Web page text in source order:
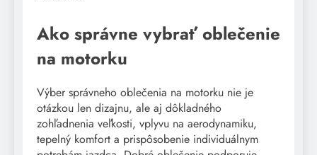
Ako správne vybrať oblečenie
na motorku
Výber správneho oblečenia na motorku nie je
otázkou len dizajnu, ale aj dôkladného
zohľadnenia veľkosti, vplyvu na aerodynamiku,
tepelný komfort a prispôsobenie individuálnym